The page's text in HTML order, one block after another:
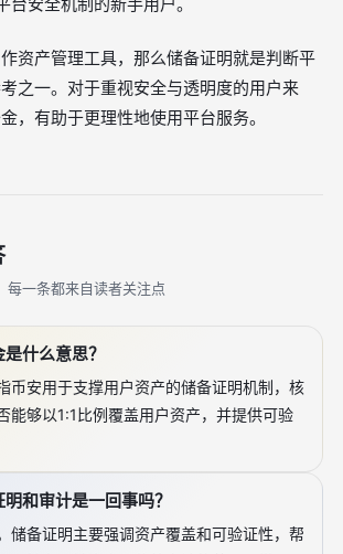
资产管理工具，那么储备证明就是判断平
之一。对于重视安全与透明度的用户来
，有助于更理性地使用平台服务。
每一条都来自读者关注点
什么意思？
币安用于支撑用户资产的储备证明机制，核
能够以1:1比例覆盖用户资产，并提供可验
和审计是一回事吗？
储备证明主要强调资产覆盖和可验证性，帮